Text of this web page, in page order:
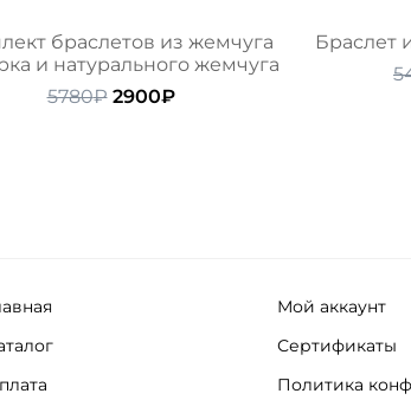
браслетов из жемчуга
и натурального жемчуга
5780₽ Первоначальная
2900₽Текущая
Браслет
Мой аккаунт
Сертификаты
Политика